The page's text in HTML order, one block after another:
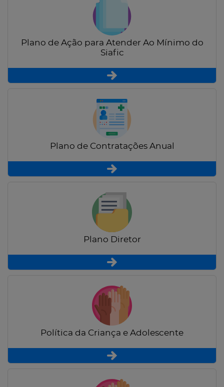
Plano de Ação para Atender Ao Mínimo do
Siafic
Plano de Contratações Anual
Plano Diretor
Política da Criança e Adolescente